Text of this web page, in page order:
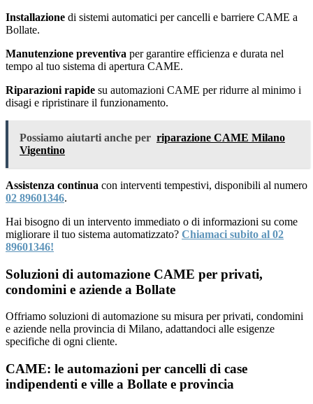
Installazione di sistemi automatici per cancelli e barriere CAME a
Bollate.
Manutenzione preventiva per garantire efficienza e durata nel
tempo al tuo sistema di apertura CAME.
Riparazioni rapide su automazioni CAME per ridurre al minimo i
disagi e ripristinare il funzionamento.
Possiamo aiutarti anche per riparazione CAME Milano
Vigentino
Assistenza continua con interventi tempestivi, disponibili al numero
02 89601346.
Hai bisogno di un intervento immediato o di informazioni su come
migliorare il tuo sistema automatizzato? Chiamaci subito al 02
89601346!
Soluzioni di automazione CAME per privati,
condomini e aziende a Bollate
Offriamo soluzioni di automazione su misura per privati, condomini
e aziende nella provincia di Milano, adattandoci alle esigenze
specifiche di ogni cliente.
CAME: le automazioni per cancelli di case
indipendenti e ville a Bollate e provincia